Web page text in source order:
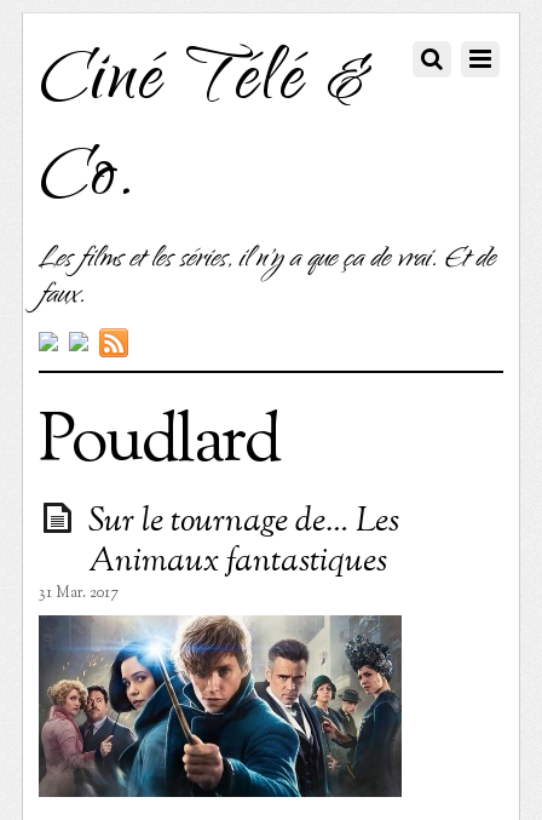
Ciné Télé &
Co.
Les films et les séries, il n'y a que ça de vrai. Et de
faux.
Poudlard
Sur le tournage de… Les
Animaux fantastiques
31 Mar. 2017